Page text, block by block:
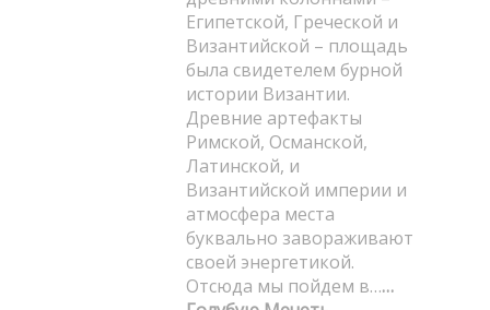
Египетской, Греческой и
Византийской – площадь
была свидетелем бурной
истории Византии.
Древние артефакты
Римской, Османской,
Латинской, и
Византийской империи и
атмосфера места
буквально завораживают
своей энергетикой.
Отсюда мы пойдем в……